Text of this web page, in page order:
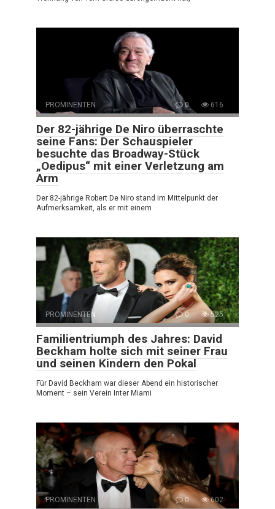
PROMINENTEN 0 616
Der 82-jährige De Niro überraschte
seine Fans: Der Schauspieler
besuchte das Broadway-Stück
„Oedipus“ mit einer Verletzung am
Arm
Der 82-jährige Robert De Niro stand im Mittelpunkt der
Aufmerksamkeit, als er mit einem
PROMINENTEN 0 525
Familientriumph des Jahres: David
Beckham holte sich mit seiner Frau
und seinen Kindern den Pokal
Für David Beckham war dieser Abend ein historischer
Moment – sein Verein Inter Miami
PROMINENTEN 0 602